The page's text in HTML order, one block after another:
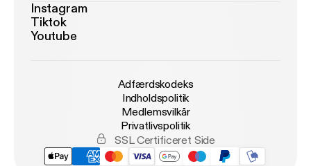
Instagram
Tiktok
Youtube
Adfærdskodeks
Indholdspolitik
Medlemsvilkår
Privatlivspolitik
SSL Certificeret Side